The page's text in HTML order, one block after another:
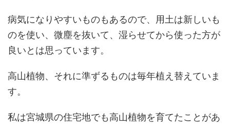
病気になりやすいものもあるので、用土は新しいも
のを使い、微塵を抜いて、湿らせてから使った方が
良いとは思っています。
高山植物、それに準ずるものは毎年植え替えていま
す。
私は宮城県の住宅地でも高山植物を育てたことがあ